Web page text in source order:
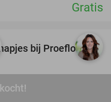
Gratis
45%
bij Proeflokaal